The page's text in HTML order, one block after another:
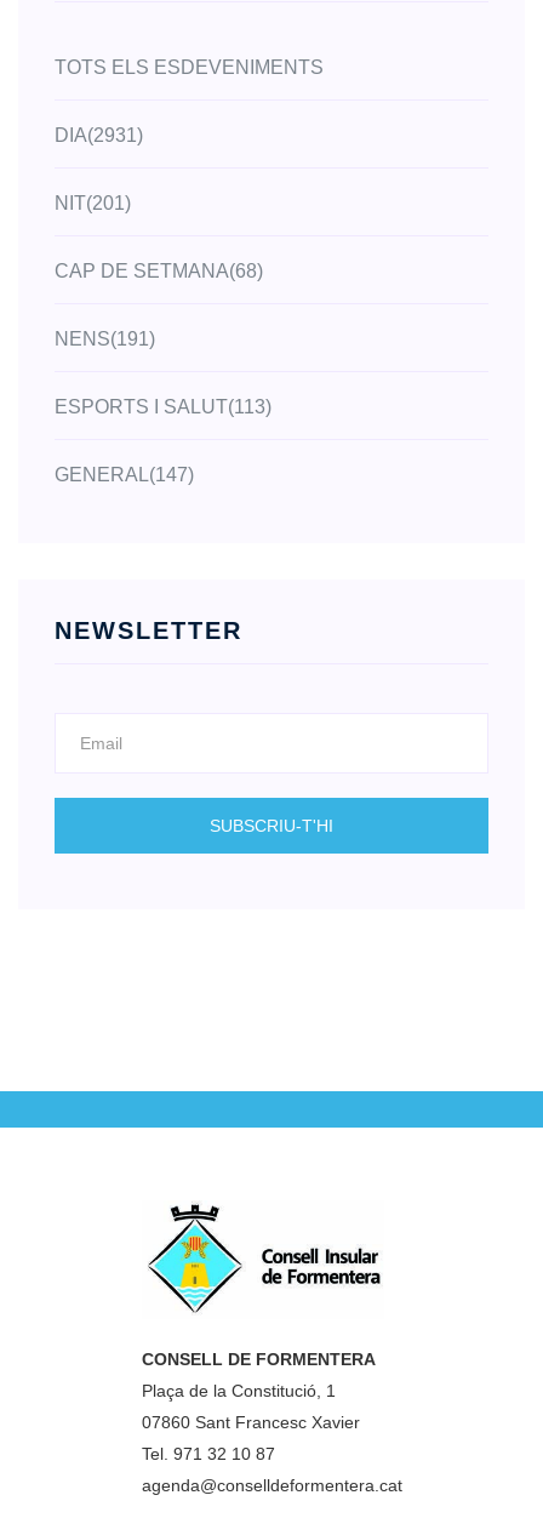
TOTS ELS ESDEVENIMENTS
DIA(2931)
NIT(201)
CAP DE SETMANA(68)
NENS(191)
ESPORTS I SALUT(113)
GENERAL(147)
NEWSLETTER
CONSELL DE FORMENTERA
Plaça de la Constitució, 1
07860 Sant Francesc Xavier
Tel. 971 32 10 87
agenda@conselldeformentera.cat